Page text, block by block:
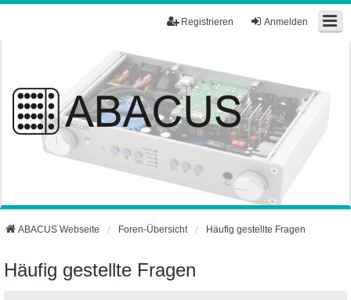
Anmelden
Registrieren
ABACUS Webseite Foren-Übersicht Häufig gestellte Fragen
Häufig gestellte Fragen